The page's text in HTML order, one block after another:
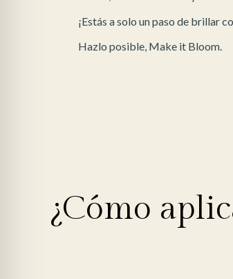
¡Estás a solo un paso de brillar
Hazlo posible, Make it Bloom.
¿Cómo